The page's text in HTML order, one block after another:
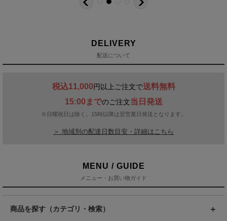
DELIVERY
配送について
税込11,000円以上ご注文で送料無料
15:00までのご注文当日発送
※日曜祝日は除く。15時以降は翌営業日発送となります。
＞ 地域別の配達日数目安・詳細はこちら
MENU / GUIDE
メニュー・お買い物ガイド
商品を探す（カテゴリ・検索）